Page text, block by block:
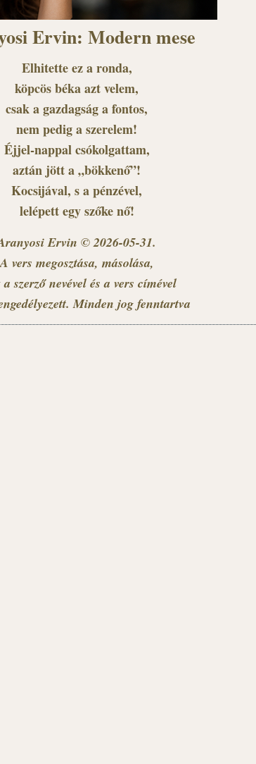
Ervin: Modern mese
Elhitette ez a ronda,
köpcös béka azt velem,
csak a gazdagság a fontos,
nem pedig a szerelem!
Éjjel-nappal csókolgattam,
aztán jött a „bökkenő”!
Kocsijával, s a pénzével,
lelépett egy szőke nő!
Ervin © 2026-05-31.
A vers megosztása, másolása,
szerző nevével és a vers címével
Minden jog fenntartva